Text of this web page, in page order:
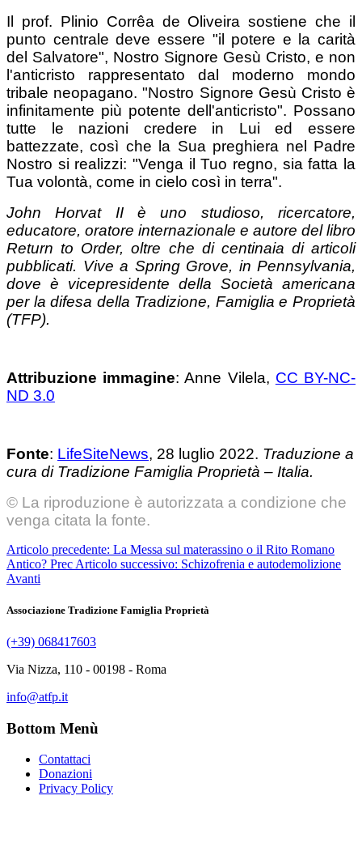
Il prof. Plinio Corrêa de Oliveira sostiene che il
punto centrale deve essere "il potere e la carità
del Salvatore", Nostro Signore Gesù Cristo, e non
l'anticristo rappresentato dal moderno mondo
tribale neopagano. "Nostro Signore Gesù Cristo è
infinitamente più potente dell'anticristo". Possano
tutte le nazioni credere in Lui ed essere
battezzate, così che la Sua preghiera nel Padre
Nostro si realizzi: "Venga il Tuo regno, sia fatta la
Tua volontà, come in cielo così in terra".
John Horvat II è uno studioso, ricercatore,
educatore, oratore internazionale e autore del libro
Return to Order, oltre che di centinaia di articoli
pubblicati. Vive a Spring Grove, in Pennsylvania,
dove è vicepresidente della Società americana
per la difesa della Tradizione, Famiglia e Proprietà
(TFP).
Attribuzione immagine: Anne Vilela, CC BY-NC-
ND 3.0
Fonte: LifeSiteNews, 28 luglio 2022. Traduzione a
cura di Tradizione Famiglia Proprietà – Italia.
© La riproduzione è autorizzata a condizione che
venga citata la fonte.
Articolo precedente: La Messa sul materassino o il Rito Romano
Antico? Prec Articolo successivo: Schizofrenia e autodemolizione
Avanti
Associazione Tradizione Famiglia Proprietà
(+39) 068417603
Via Nizza, 110 - 00198 - Roma
info@atfp.it
Bottom Menù
Contattaci
Donazioni
Privacy Policy